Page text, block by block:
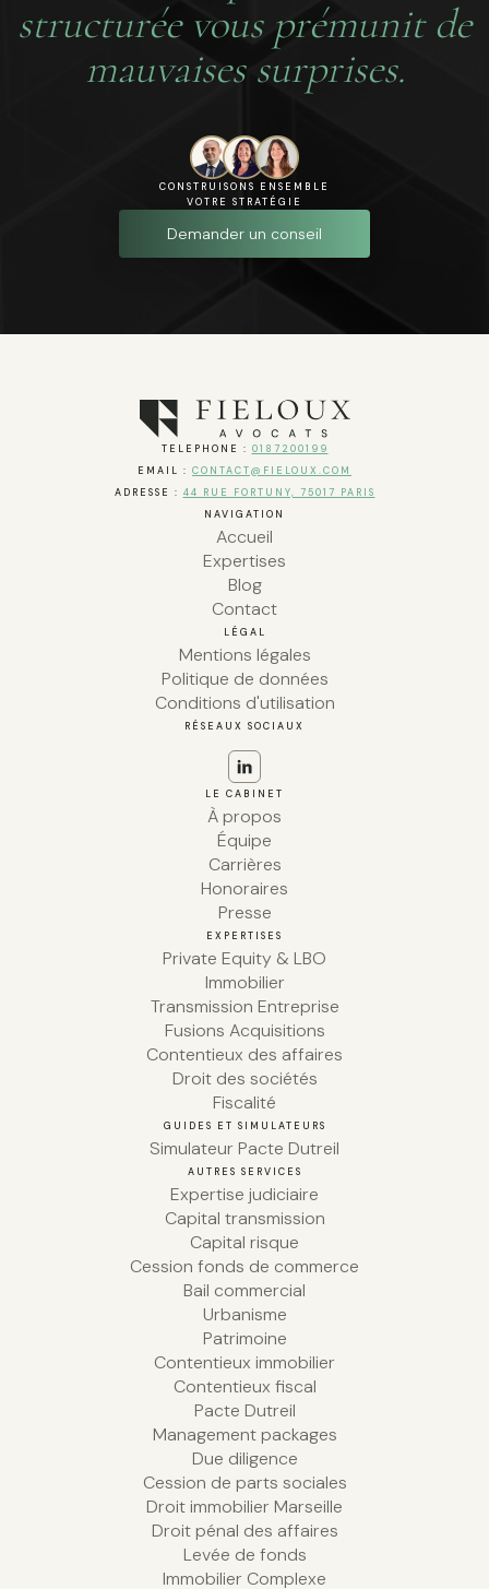
structurée vous prémunit de
mauvaises surprises.
CONSTRUISONS ENSEMBLE
VOTRE STRATÉGIE
Demander un conseil
TELEPHONE : 0187200199
EMAIL : CONTACT@FIELOUX.COM
ADRESSE : 44 RUE FORTUNY, 75017 PARIS
NAVIGATION
Accueil
Expertises
Blog
Contact
LÉGAL
Mentions légales
Politique de données
Conditions d'utilisation
RÉSEAUX SOCIAUX
LE CABINET
À propos
Équipe
Carrières
Honoraires
Presse
EXPERTISES
Private Equity & LBO
Immobilier
Transmission Entreprise
Fusions Acquisitions
Contentieux des affaires
Droit des sociétés
Fiscalité
GUIDES ET SIMULATEURS
Simulateur Pacte Dutreil
AUTRES SERVICES
Expertise judiciaire
Capital transmission
Capital risque
Cession fonds de commerce
Bail commercial
Urbanisme
Patrimoine
Contentieux immobilier
Contentieux fiscal
Pacte Dutreil
Management packages
Due diligence
Cession de parts sociales
Droit immobilier Marseille
Droit pénal des affaires
Levée de fonds
Immobilier Complexe